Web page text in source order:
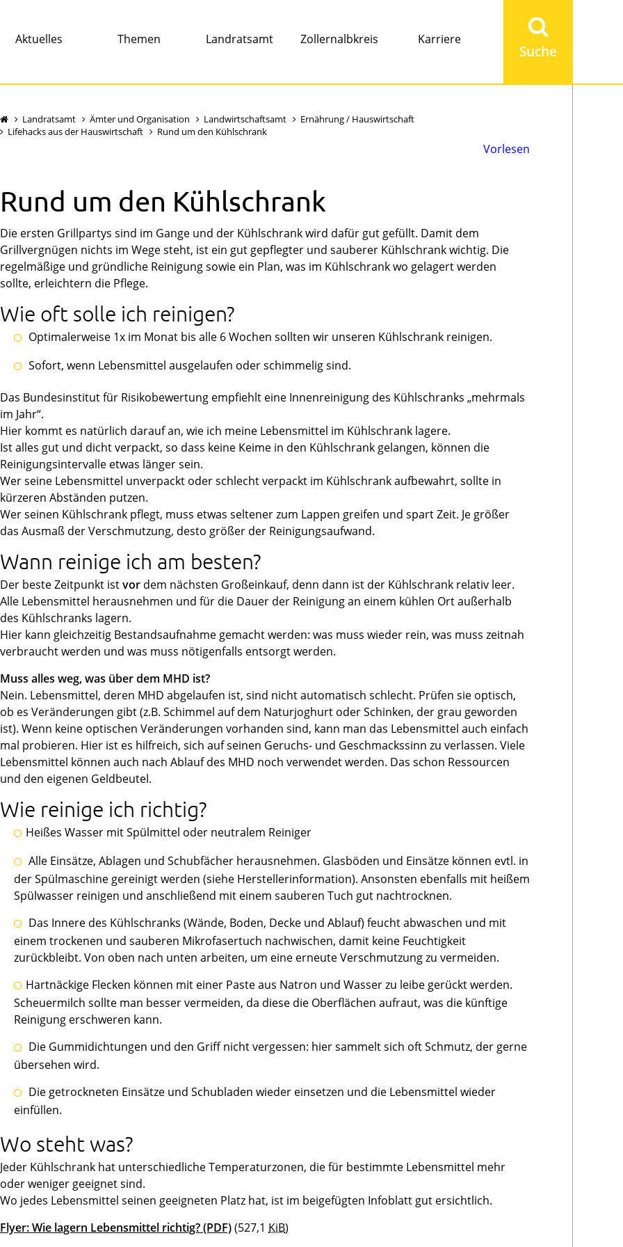
Aktuelles Themen Landratsamt Zollernalbkreis Karriere
eingeben
Landratsamt Ämter und Organisation Landwirtschaftsamt
Ernährung / Hauswirtschaft
Lifehacks aus der Hauswirtschaft
Rund um den Kühlschrank
Vorlesen
Rund um den Kühlschrank
Die ersten Grillpartys sind im Gange und der Kühlschrank wird dafür gut gefüllt. Damit dem
Grillvergnügen nichts im Wege steht, ist ein gut gepflegter und sauberer Kühlschrank wichtig. Die
regelmäßige und gründliche Reinigung sowie ein Plan, was im Kühlschrank wo gelagert werden
sollte, erleichtern die Pflege.
Wie oft solle ich reinigen?
Optimalerweise 1x im Monat bis alle 6 Wochen sollten wir unseren Kühlschrank reinigen.
Sofort, wenn Lebensmittel ausgelaufen oder schimmelig sind.
Das Bundesinstitut für Risikobewertung empfiehlt eine Innenreinigung des Kühlschranks „mehrmals
im Jahr“.
Hier kommt es natürlich darauf an, wie ich meine Lebensmittel im Kühlschrank lagere.
Ist alles gut und dicht verpackt, so dass keine Keime in den Kühlschrank gelangen, können die
Reinigungsintervalle etwas länger sein.
Wer seine Lebensmittel unverpackt oder schlecht verpackt im Kühlschrank aufbewahrt, sollte in
kürzeren Abständen putzen.
Wer seinen Kühlschrank pflegt, muss etwas seltener zum Lappen greifen und spart Zeit. Je größer
das Ausmaß der Verschmutzung, desto größer der Reinigungsaufwand.
Wann reinige ich am besten?
Der beste Zeitpunkt istvor dem nächsten Großeinkauf, denn dann ist der Kühlschrank relativ leer.
Alle Lebensmittel herausnehmen und für die Dauer der Reinigung an einem kühlen Ort außerhalb
des Kühlschranks lagern.
Hier kann gleichzeitig Bestandsaufnahme gemacht werden: was muss wieder rein, was muss zeitnah
verbraucht werden und was muss nötigenfalls entsorgt werden.
Muss alles weg, was über dem MHD ist?
Nein. Lebensmittel, deren MHD abgelaufen ist, sind nicht automatisch schlecht. Prüfen sie optisch,
ob es Veränderungen gibt (z.B. Schimmel auf dem Naturjoghurt oder Schinken, der grau geworden
ist). Wenn keine optischen Veränderungen vorhanden sind, kann man das Lebensmittel auch einfach
mal probieren. Hier ist es hilfreich, sich auf seinen Geruchs- und Geschmackssinn zu verlassen. Viele
Lebensmittel können auch nach Ablauf des MHD noch verwendet werden. Das schon Ressourcen
und den eigenen Geldbeutel.
Wie reinige ich richtig?
Heißes Wasser mit Spülmittel oder neutralem Reiniger
Alle Einsätze, Ablagen und Schubfächer herausnehmen. Glasböden und Einsätze können evtl. in
der Spülmaschine gereinigt werden (siehe Herstellerinformation). Ansonsten ebenfalls mit heißem
Spülwasser reinigen und anschließend mit einem sauberen Tuch gut nachtrocknen.
Das Innere des Kühlschranks (Wände, Boden, Decke und Ablauf) feucht abwaschen und mit
einem trockenen und sauberen Mikrofasertuch nachwischen, damit keine Feuchtigkeit
zurückbleibt. Von oben nach unten arbeiten, um eine erneute Verschmutzung zu vermeiden.
Hartnäckige Flecken können mit einer Paste aus Natron und Wasser zu leibe gerückt werden.
Scheuermilch sollte man besser vermeiden, da diese die Oberflächen aufraut, was die künftige
Reinigung erschweren kann.
Die Gummidichtungen und den Griff nicht vergessen: hier sammelt sich oft Schmutz, der gerne
übersehen wird.
Die getrockneten Einsätze und Schubladen wieder einsetzen und die Lebensmittel wieder
einfüllen.
Wo steht was?
Jeder Kühlschrank hat unterschiedliche Temperaturzonen, die für bestimmte Lebensmittel mehr
oder weniger geeignet sind.
Wo jedes Lebensmittel seinen geeigneten Platz hat, ist im beigefügten Infoblatt gut ersichtlich.
Flyer: Wie lagern Lebensmittel richtig?(PDF)(527,1 KiB)